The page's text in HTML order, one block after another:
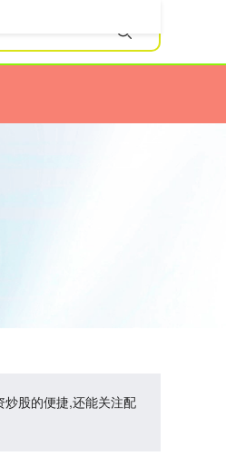
股的便捷,还能关注配